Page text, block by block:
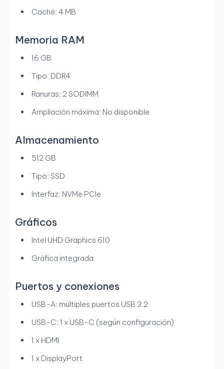
Caché: 4 MB
Memoria RAM
16 GB
Tipo: DDR4
Ranuras: 2 SODIMM
Ampliación máxima: No disponible
Almacenamiento
512 GB
Tipo: SSD
Interfaz: NVMe PCIe
Gráficos
Intel UHD Graphics 610
Gráfica integrada
Puertos y conexiones
USB-A: múltiples puertos USB 3.2
USB-C: 1 x USB-C (según configuración)
1 x HDMI
1 x DisplayPort